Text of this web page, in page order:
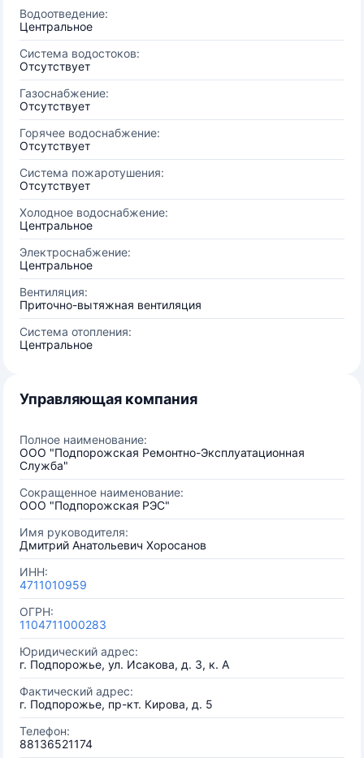
Водоотведение:
Центральное
Система водостоков:
Отсутствует
Газоснабжение:
Отсутствует
Горячее водоснабжение:
Отсутствует
Система пожаротушения:
Отсутствует
Холодное водоснабжение:
Центральное
Электроснабжение:
Центральное
Вентиляция:
Приточно-вытяжная вентиляция
Система отопления:
Центральное
Управляющая компания
Полное наименование:
ООО "Подпорожская Ремонтно-Эксплуатационная
Служба"
Сокращенное наименование:
ООО "Подпорожская РЭС"
Имя руководителя:
Дмитрий Анатольевич Хоросанов
ИНН:
4711010959
ОГРН:
1104711000283
Юридический адрес:
г. Подпорожье, ул. Исакова, д. 3, к. А
Фактический адрес:
г. Подпорожье, пр-кт. Кирова, д. 5
Телефон:
88136521174